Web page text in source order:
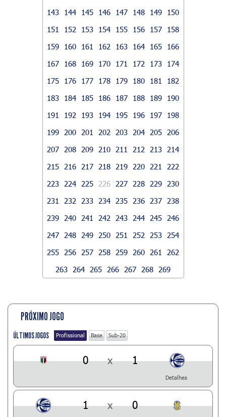
143
144 145 146 147 148 149
150
151
152 153 154 155 156 157
158
159
160 161 162 163 164 165
166
167
168 169 170 171 172 173
174
175
176 177 178 179 180 181
182
183
184 185 186 187 188 189
190
191
192 193 194 195 196 197
198
199
200 201 202 203 204 205
206
207
208 209 210 211 212 213
214
215
216 217 218 219 220 221
222
223
224 225 226 227 228 229
230
231
232 233 234 235 236 237
238
239
240 241 242 243 244 245
246
247
248 249 250 251 252 253
254
255
256 257 258 259 260 261
262
263
264 265 266 267 268 269
PRÓXIMO JOGO
ÚLTIMOS JOGOS Profissional Base Sub-20
0 x 1
Detalhes
1 x 0